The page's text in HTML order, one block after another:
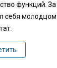
функций.
себя